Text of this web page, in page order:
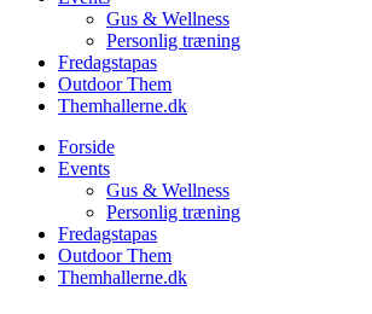
Gus & Wellness
Personlig træning
Fredagstapas
Outdoor Them
Themhallerne.dk
Forside
Events
Gus & Wellness
Personlig træning
Fredagstapas
Outdoor Them
Themhallerne.dk